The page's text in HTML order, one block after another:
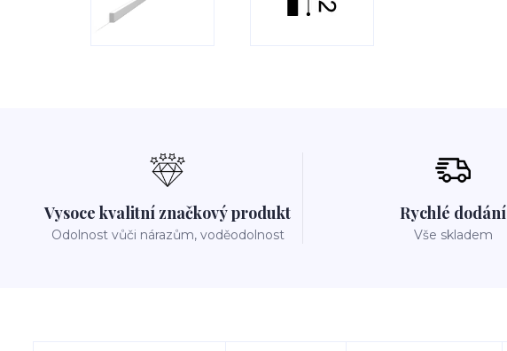
Vysoce kvalitní značkový produkt
Odolnost vůči nárazům, voděodolnost
Rychlé dodání
Vše skladem